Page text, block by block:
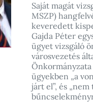
Saját magát
MSZP)
keveredett
Gajda Péter
ügyet vizsgáló
városvezetés
ügyekben „a
járt el”, és